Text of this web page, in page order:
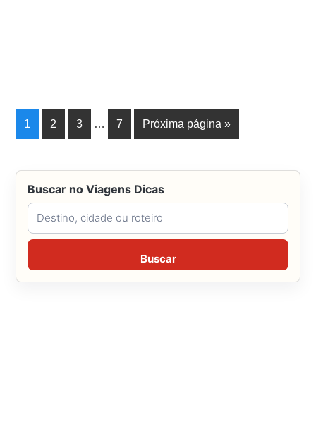
1 2 3 … 7 Próxima página »
Buscar no Viagens Dicas
Buscar no Viagens Dicas
Buscar